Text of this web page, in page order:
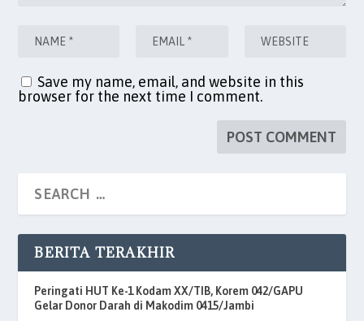
Save my name, email, and website in this
browser for the next time I comment.
BERITA TERAKHIR
Peringati HUT Ke-1 Kodam XX/TIB, Korem 042/GAPU
Gelar Donor Darah di Makodim 0415/Jambi